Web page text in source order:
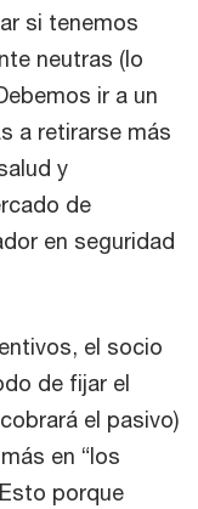
si tenemos
neutras (lo
ir a un
a retirarse más
y
de
en seguridad
el socio
de fijar el
el pasivo)
en “los
porque